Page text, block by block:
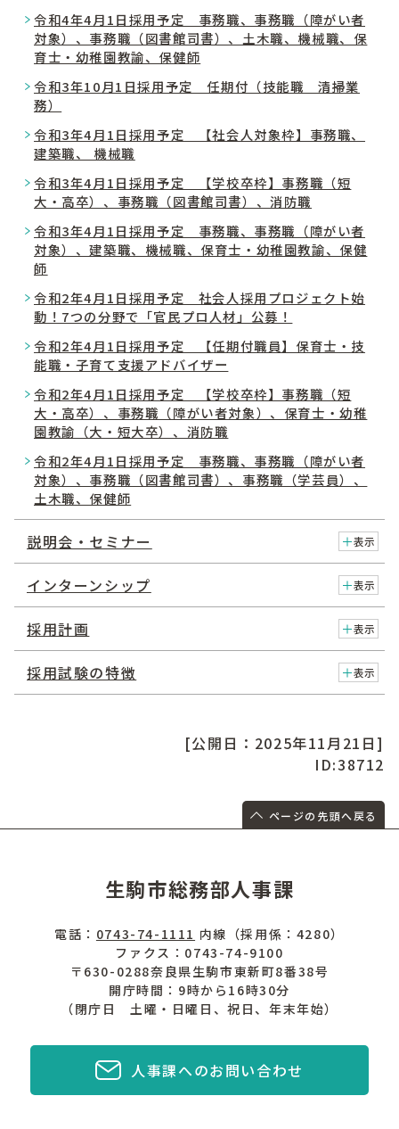
令和4年4月1日採用予定 事務職、事務職（障がい者
対象）、事務職（図書館司書）、土木職、機械職、保
育士・幼稚園教諭、保健師
令和3年10月1日採用予定 任期付（技能職 清掃業
務）
令和3年4月1日採用予定 【社会人対象枠】事務職、
建築職、 機械職
令和3年4月1日採用予定 【学校卒枠】事務職（短
大・高卒）、事務職（図書館司書）、消防職
令和3年4月1日採用予定 事務職、事務職（障がい者
対象）、建築職、機械職、保育士・幼稚園教諭、保健
師
令和2年4月1日採用予定 社会人採用プロジェクト始
動！7つの分野で「官民プロ人材」公募！
令和2年4月1日採用予定 【任期付職員】保育士・技
能職・子育て支援アドバイザー
令和2年4月1日採用予定 【学校卒枠】事務職（短
大・高卒）、事務職（障がい者対象）、保育士・幼稚
園教諭（大・短大卒）、消防職
令和2年4月1日採用予定 事務職、事務職（障がい者
対象）、事務職（図書館司書）、事務職（学芸員）、
土木職、保健師
説明会・セミナー 表示
インターンシップ 表示
採用計画 表示
採用試験の特徴 表示
[公開日：2025年11月21日]
ID:38712
ページの先頭へ戻る
生駒市総務部人事課
電話： 0743-74-1111 内線（採用係：4280）
ファクス：0743-74-9100
〒630-0288奈良県生駒市東新町8番38号
開庁時間：9時から16時30分
（閉庁日 土曜・日曜日、祝日、年末年始）
人事課へのお問い合わせ